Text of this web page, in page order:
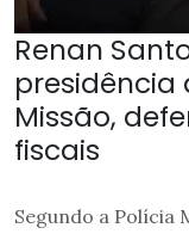
Renan
presidência
Missão,
fiscais
Segundo a Polícia